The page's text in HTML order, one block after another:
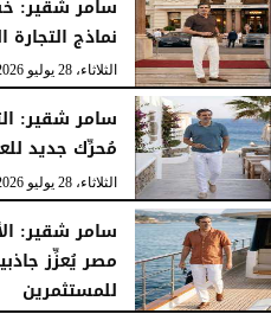
نماذج التجارة
الثلاثاء، 28 يوليو 2026
سامر شقير:
مُحرِّك جديد
الثلاثاء، 28 يوليو 2026
سامر شقير:
مصر يُعزِّز
للمستثمرين